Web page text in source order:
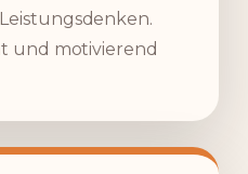
und motivierend